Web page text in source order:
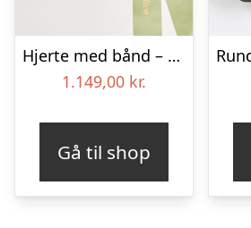
Hjerte med bånd – Floristens kreative valg
1.149,00 kr.
Gå til shop